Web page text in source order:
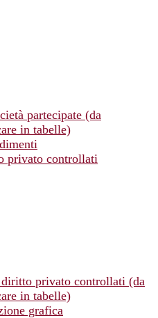
partecipate (da
in tabelle)
privato controllati
privato controllati (da
in tabelle)
grafica